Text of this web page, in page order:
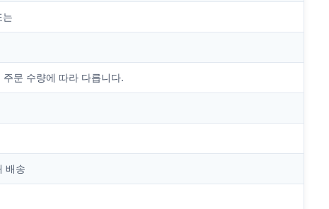
문 수량에 따라 다릅니다.
배송